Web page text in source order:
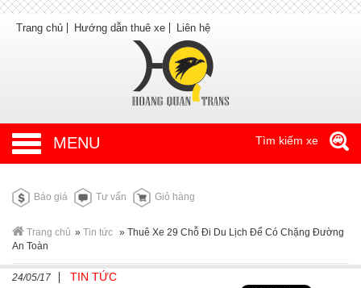
Trang chủ Hướng dẫn thuê xe Liên hệ
MENU Tìm kiếm xe
Báo giá Tư vấn Giỏ hàng
Trang chủ » Tin tức » Thuê Xe 29 Chỗ Đi Du Lịch Để Có Chặng Đường
An Toàn
24/05/17 TIN TỨC